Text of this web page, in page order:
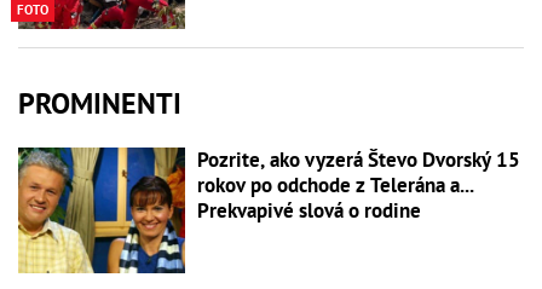
FOTO
PROMINENTI
Pozrite, ako vyzerá Števo Dvorský 15
rokov po odchode z Telerána a...
Prekvapivé slová o rodine